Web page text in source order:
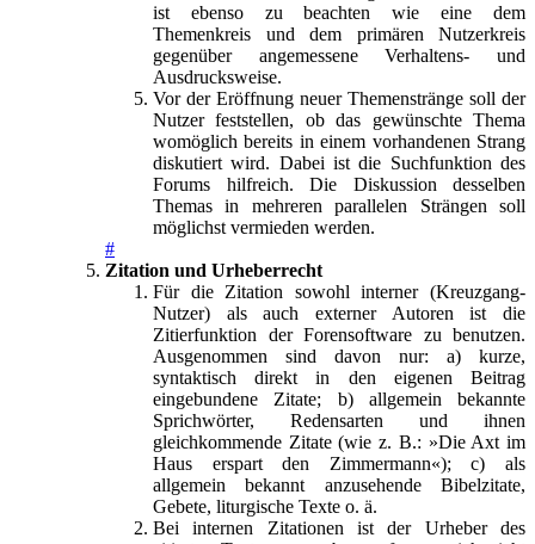
ist ebenso zu beachten wie eine dem
Themenkreis und dem primären Nutzerkreis
gegenüber angemessene Verhaltens- und
Ausdrucksweise.
Vor der Eröffnung neuer Themenstränge soll der
Nutzer feststellen, ob das gewünschte Thema
womöglich bereits in einem vorhandenen Strang
diskutiert wird. Dabei ist die Suchfunktion des
Forums hilfreich. Die Diskussion desselben
Themas in mehreren parallelen Strängen soll
möglichst vermieden werden.
#
Zitation und Urheberrecht
Für die Zitation sowohl interner (Kreuzgang-
Nutzer) als auch externer Autoren ist die
Zitierfunktion der Forensoftware zu benutzen.
Ausgenommen sind davon nur: a) kurze,
syntaktisch direkt in den eigenen Beitrag
eingebundene Zitate; b) allgemein bekannte
Sprichwörter, Redensarten und ihnen
gleichkommende Zitate (wie z. B.: »Die Axt im
Haus erspart den Zimmermann«); c) als
allgemein bekannt anzusehende Bibelzitate,
Gebete, liturgische Texte o. ä.
Bei internen Zitationen ist der Urheber des